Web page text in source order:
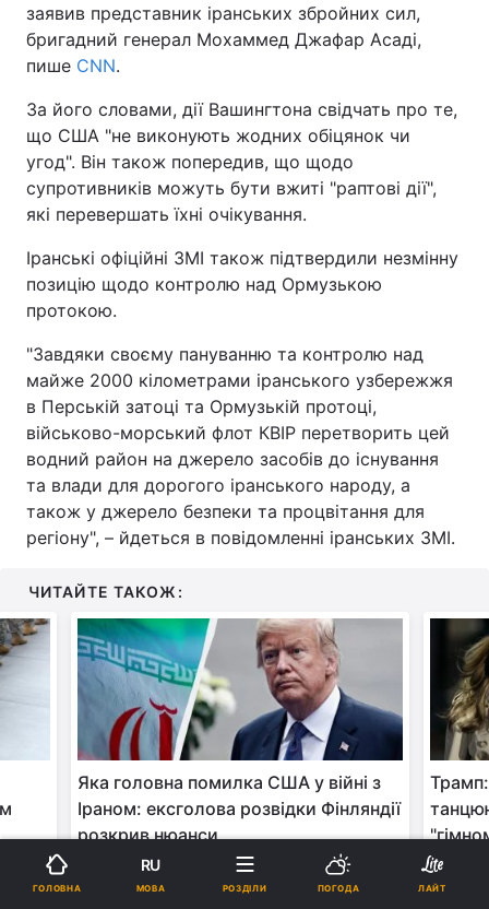
заявив представник іранських збройних сил,
бригадний генерал Мохаммед Джафар Асаді,
пише CNN.
За його словами, дії Вашингтона свідчать про те,
що США "не виконують жодних обіцянок чи
угод". Він також попередив, що щодо
супротивників можуть бути вжиті "раптові дії",
які перевершать їхні очікування.
Іранські офіційні ЗМІ також підтвердили незмінну
позицію щодо контролю над Ормузькою
протокою.
"Завдяки своєму пануванню та контролю над
майже 2000 кілометрами іранського узбережжя
в Перській затоці та Ормузькій протоці,
військово-морський флот КВІР перетворить цей
водний район на джерело засобів до існування
та влади для дорогого іранського народу, а
також у джерело безпеки та процвітання для
регіону", – йдеться в повідомленні іранських ЗМІ.
ЧИТАЙТЕ ТАКОЖ:
Яка головна помилка США у війні з
Іраном: ексголова розвідки Фінляндії
розкрив нюанси
ГОЛОВНА
RU
МОВА РОЗДІЛИ ПОГОДА ЛАЙТ